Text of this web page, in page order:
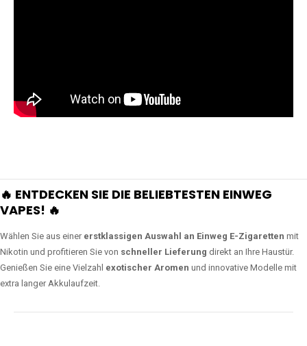
🔥 ENTDECKEN SIE DIE BELIEBTESTEN EINWEG
VAPES! 🔥
Wählen Sie aus einer erstklassigen Auswahl an Einweg E-Zigaretten mit
Nikotin und profitieren Sie von schneller Lieferung direkt an Ihre Haustür.
Genießen Sie eine Vielzahl exotischer Aromen und innovative Modelle mit
extra langer Akkulaufzeit.